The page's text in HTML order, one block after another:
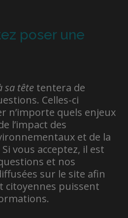
poser une
sa tête tentera de
Celles-ci
n’importe quels enjeux
l’impact des
et de la
vous acceptez, il est
et nos
sur le site afin
citoyennes puissent